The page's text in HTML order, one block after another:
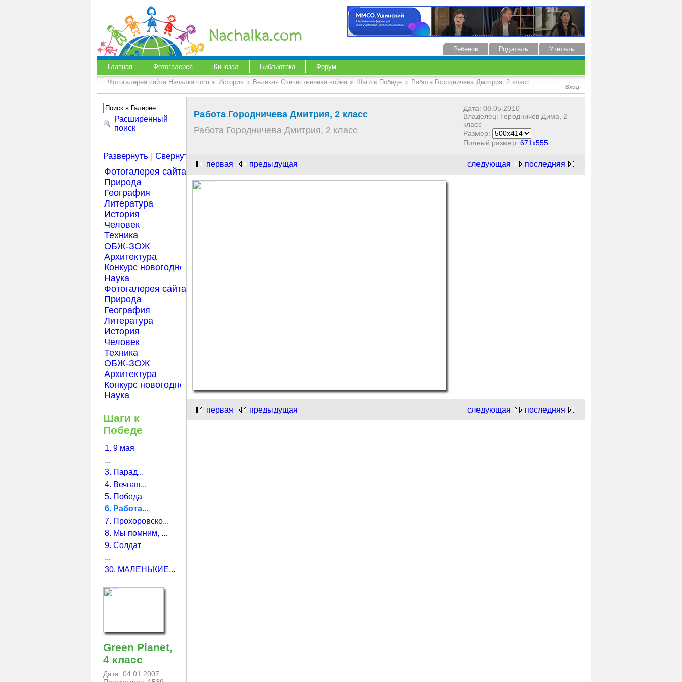
Учитель
Родитель
Ребёнок
Главная Фотогалерея Кинозал Библиотека Форум
Вход
Фотогалерея сайта Началка.com История Великая Отечественная война Шаги к Победе Работа Городничева Дмитрия, 2 класс
Расширенный
поиск
Развернуть |Свернуть
Фотогалерея сайта Началка.com
Природа
География
Литература
История
Человек
Техника
ОБЖ-ЗОЖ
Архитектура
Конкурс новогодней открытки "Нарисуем Новый год"!
Наука
Фотогалерея сайта Началка.com
Природа
География
Литература
История
Человек
Техника
ОБЖ-ЗОЖ
Архитектура
Конкурс новогодней открытки "Нарисуем Новый год"!
Наука
Шаги к
Победе
1. 9 мая
...
3. Парад...
4. Вечная...
5. Победа
6. Работа...
7. Прохоровско...
8. Мы помним, ...
9. Солдат
...
30. МАЛЕНЬКИЕ...
Green Planet,
4 класс
Дата: 04.01.2007
Работа Городничева Дмитрия, 2 класс
Работа Городничева Дмитрия, 2 класс
Дата: 08.05.2010
Владелец: Городничев Дима, 2
класс
Размер:
Полный размер:671x555
следующая последняя
первая предыдущая
следующая последняя
первая предыдущая